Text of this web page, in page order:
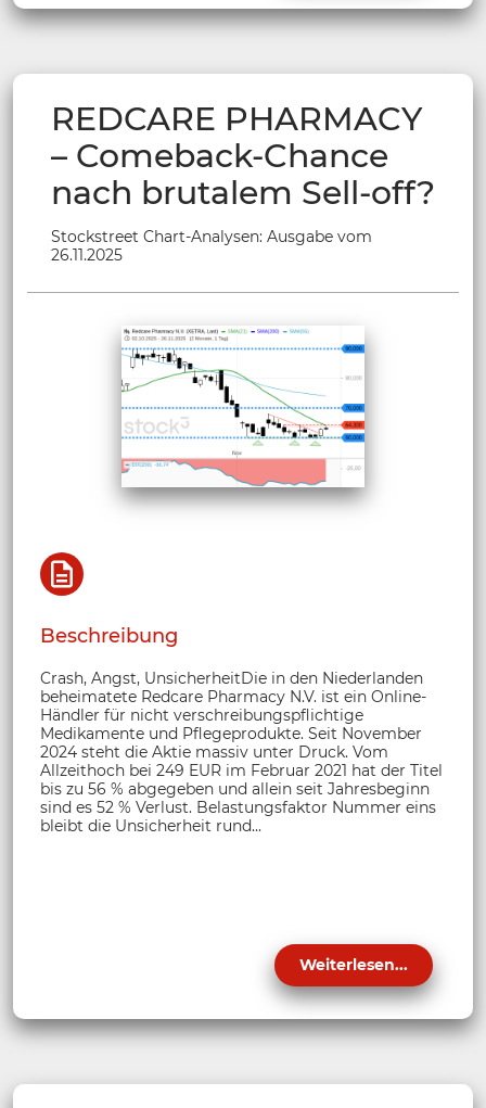
REDCARE PHARMACY
– Comeback-Chance
nach brutalem Sell-off?
Stockstreet Chart-Analysen: Ausgabe vom
26.11.2025
Beschreibung
Crash, Angst, UnsicherheitDie in den Niederlanden
beheimatete Redcare Pharmacy N.V. ist ein Online-
Händler für nicht verschreibungspflichtige
Medikamente und Pflegeprodukte. Seit November
2024 steht die Aktie massiv unter Druck. Vom
Allzeithoch bei 249 EUR im Februar 2021 hat der Titel
bis zu 56 % abgegeben und allein seit Jahresbeginn
sind es 52 % Verlust. Belastungsfaktor Nummer eins
bleibt die Unsicherheit rund...
Weiterlesen...